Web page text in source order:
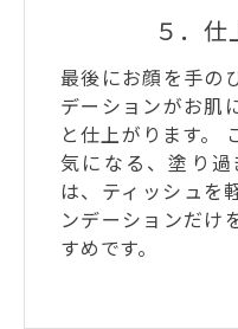
５．仕
最後にお顔を手の
デーションがお肌
と仕上がります。
気になる、塗り
は、ティッシュを
ンデーションだけ
すめです。